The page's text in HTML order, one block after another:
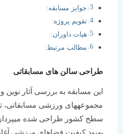
جوايز مسابقه:
تقويم پروژه:
هيات داوران:
مطالب مرتبط:
طراحی سالن های مسابقاتی
اين مسابقه به بررسی آثار نوين و
مجموعه‏های ورزشی مسابقاتی،
سطح کشور طراحی شده مي‏پردازد تا